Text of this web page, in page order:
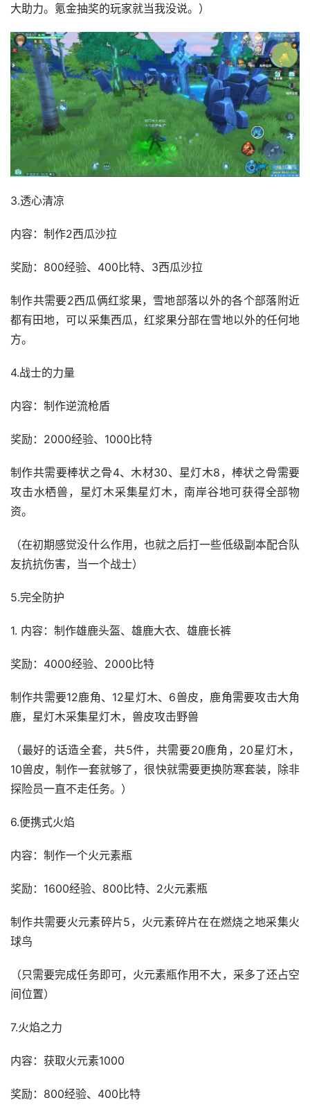
大助力。氪金抽奖的玩家就当我没说。）
3.透心清凉
内容：制作2西瓜沙拉
奖励：800经验、400比特、3西瓜沙拉
制作共需要2西瓜俩红浆果，雪地部落以外的各个部落附近
都有田地，可以采集西瓜，红浆果分部在雪地以外的任何地
方。
4.战士的力量
内容：制作逆流枪盾
奖励：2000经验、1000比特
制作共需要棒状之骨4、木材30、星灯木8，棒状之骨需要
攻击水栖兽，星灯木采集星灯木，南岸谷地可获得全部物
资。
（在初期感觉没什么作用，也就之后打一些低级副本配合队
友抗抗伤害，当一个战士）
5.完全防护
1. 内容：制作雄鹿头盔、雄鹿大衣、雄鹿长裤
奖励：4000经验、2000比特
制作共需要12鹿角、12星灯木、6兽皮，鹿角需要攻击大角
鹿，星灯木采集星灯木，兽皮攻击野兽
（最好的话造全套，共5件，共需要20鹿角，20星灯木，
10兽皮，制作一套就够了，很快就需要更换防寒套装，除非
探险员一直不走任务。）
6.便携式火焰
内容：制作一个火元素瓶
奖励：1600经验、800比特、2火元素瓶
制作共需要火元素碎片5，火元素碎片在在燃烧之地采集火
球鸟
（只需要完成任务即可，火元素瓶作用不大，采多了还占空
间位置）
7.火焰之力
内容：获取火元素1000
奖励：800经验、400比特